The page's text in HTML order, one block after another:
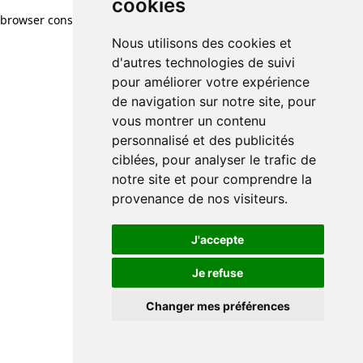
cookies
Nous utilisons des cookies et
d'autres technologies de suivi
pour améliorer votre expérience
de navigation sur notre site, pour
vous montrer un contenu
personnalisé et des publicités
ciblées, pour analyser le trafic de
notre site et pour comprendre la
provenance de nos visiteurs.
J'accepte
Je refuse
Changer mes préférences
browser console for more information)